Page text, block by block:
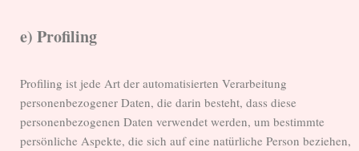
e) Profiling
Profiling ist jede Art der automatisierten Verarbeitung
personenbezogener Daten, die darin besteht, dass diese
personenbezogenen Daten verwendet werden, um bestimmte
persönliche Aspekte, die sich auf eine natürliche Person beziehen,